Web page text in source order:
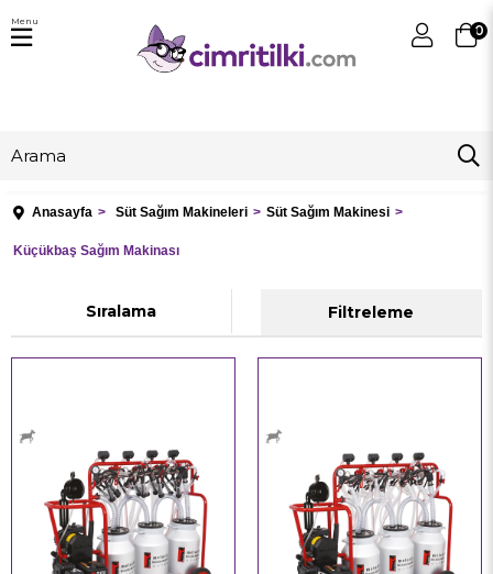
0
Menu
Anasayfa Süt Sağım Makineleri Süt Sağım Makinesi
Küçükbaş Sağım Makinası
Filtreleme
Sıralama